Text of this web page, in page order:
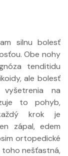
silnu bolesť
Obe nohy
tenditidu
ale bolesť
na
to pohyb,
krok je
zápal, edem
ortopedické
toho nešťastná,